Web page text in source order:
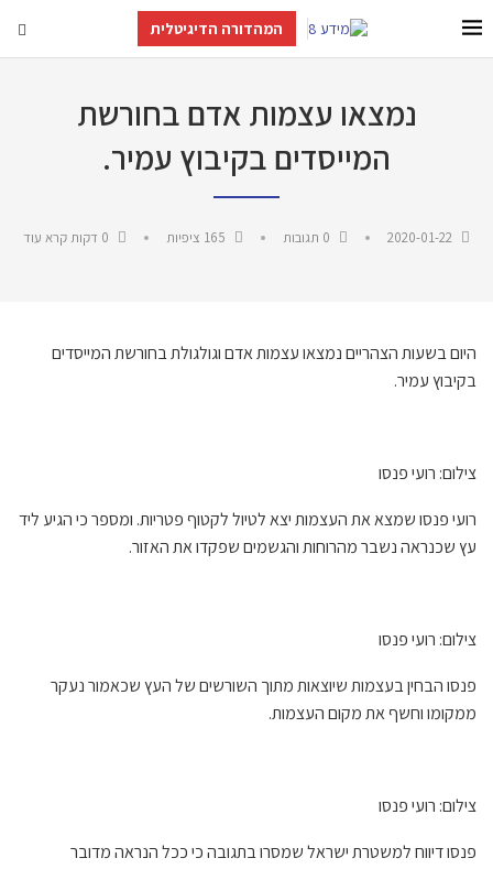
המהדורה הדיגיטלית
נמצאו עצמות אדם בחורשת
המייסדים בקיבוץ עמיר.
2020-01-22
165 ציפיות
היום בשעות הצהריים נמצאו עצמות אדם וגולגולת בחורשת המייסדים
בקיבוץ עמיר.
צילום: רועי פנסו
רועי פנסו שמצא את העצמות יצא לטיול לקטוף פטריות. ומספר כי הגיע ליד
עץ שכנראה נשבר מהרוחות והגשמים שפקדו את האזור.
צילום: רועי פנסו
פנסו הבחין בעצמות שיוצאות מתוך השורשים של העץ שכאמור נעקר
ממקומו וחשף את מקום העצמות.
צילום: רועי פנסו
פנסו דיווח למשטרת ישראל שמסרו בתגובה כי ככל הנראה מדובר